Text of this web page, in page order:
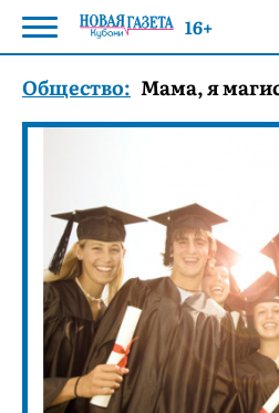
Общество: Мама, я
16+